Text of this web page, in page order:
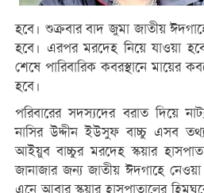
হবে। শুক্রবার বাদ জুমা জাতীয়
হবে। এরপর মরদেহ নিয়ে যাওয়া হবে
শেষে পারিবারিক কবরস্থানে মায়ের
হবে।
পরিবারের সদস্যদের বরাত দিয়ে
নাসির উদ্দীন ইউসুফ বাচ্চু এসব
আইয়ুব বাচ্চুর মরদেহ স্কয়ার
জানাজার জন্য জাতীয় ঈদগাহে
এনে আবার স্কয়ার হাসপাতালের